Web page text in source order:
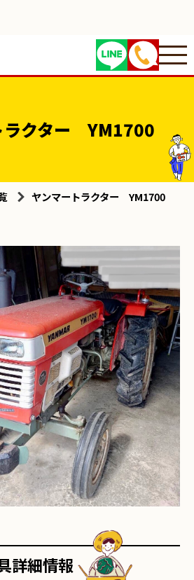
ラクター YM1700
ヤンマートラクター YM1700
詳細情報